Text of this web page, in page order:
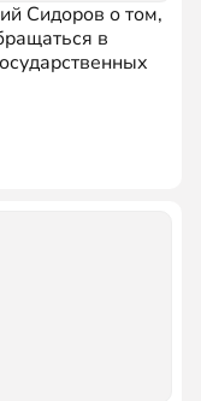
Сидоров о том,
в